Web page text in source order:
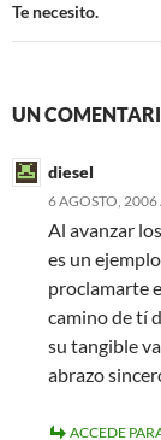
Te necesito.
UN
diesel
6 AGOSTO, 2006
Al avanzar
es un
proclamarte
camino de tí
su tangible
abrazo
ACCEDE